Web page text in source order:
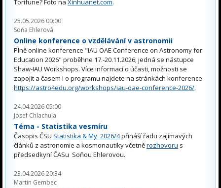
Torifune? Foto na Xinhuanet.com.
25.05.2026 00:00
Soňa Ehlerová
Online konference o vzdělávání v astronomii
Plně online konference "IAU OAE Conference on Astronomy for
Education 2026" proběhne 17.-20.11.2026; jedná se nástupce
Shaw-IAU Workshops. Více informací o účasti, možnosti se
zapojit a časem i o programu najdete na stránkách konference
https://astro4edu.org/workshops/iau-oae-conference-2026/.
24.04.2026 05:00
Josef Chlachula
Téma - Statistika vesmíru
Časopis ČSU Statistika & My 2026/4přináší řadu zajímavých
článků z astronomie a kosmonautiky včetněrozhovoru s
předsedkyní ČASu Soňou Ehlerovou.
23.04.2026 20:34
Martin Gembec